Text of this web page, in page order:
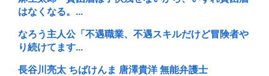
はなくなる。...
なろう主人公「不遇職業、不遇スキルだけど冒険者や
り続けてます...
長谷川亮太 ちばけんま 唐澤貴洋 無能弁護士